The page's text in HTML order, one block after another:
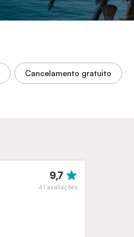
Cancelamento gratuito
9,7
41 avaliações